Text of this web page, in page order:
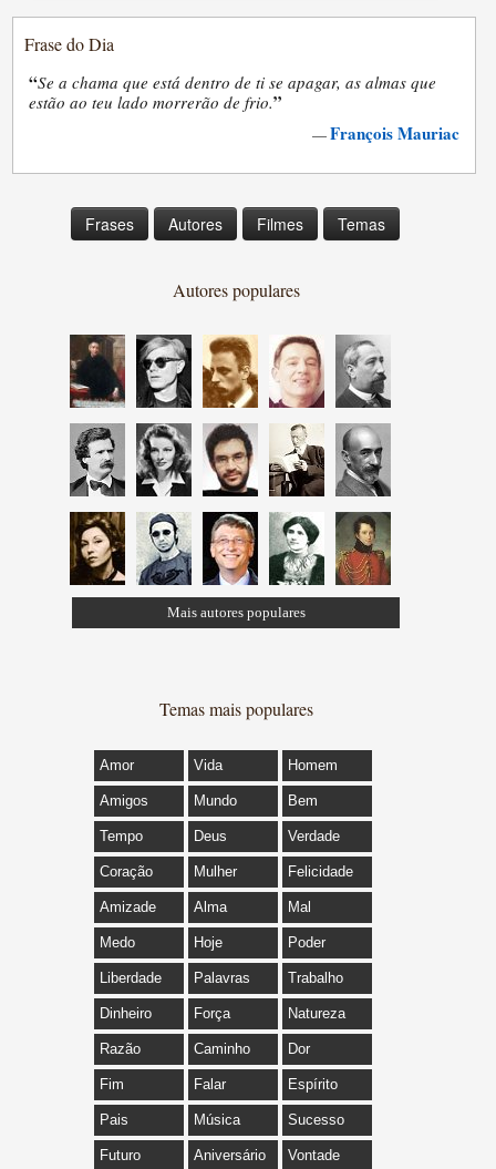
Frase do Dia
“Se a chama que está dentro de ti se apagar, as almas que
estão ao teu lado morrerão de frio.”
—François Mauriac
Frases Autores Filmes Temas
Autores populares
Mais autores populares
Temas mais populares
Amor Vida Homem
Amigos Mundo Bem
Tempo Deus Verdade
Coração Mulher Felicidade
Amizade Alma Mal
Medo Hoje Poder
Liberdade Palavras Trabalho
Dinheiro Força Natureza
Razão Caminho Dor
Fim Falar Espírito
Pais Música Sucesso
Futuro Aniversário Vontade